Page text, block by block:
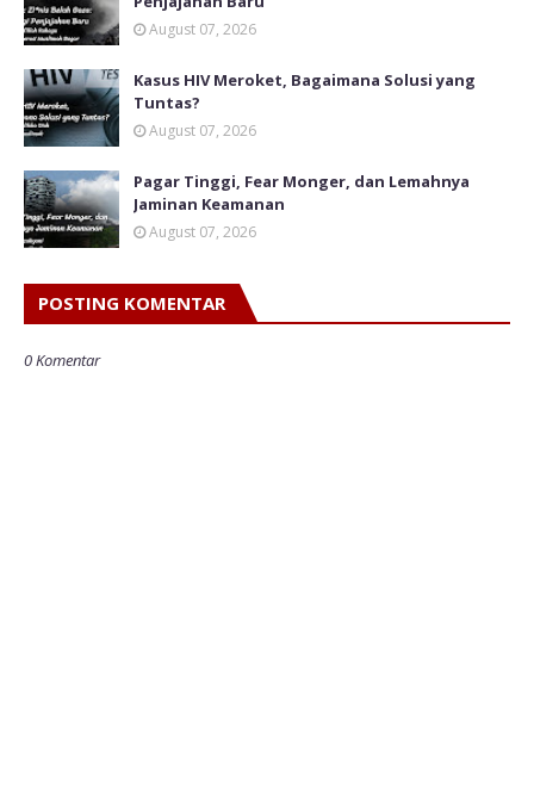
August 07, 2026
Kasus HIV Meroket, Bagaimana Solusi yang
Tuntas?
August 07, 2026
Pagar Tinggi, Fear Monger, dan Lemahnya
Jaminan Keamanan
August 07, 2026
POSTING KOMENTAR
0 Komentar